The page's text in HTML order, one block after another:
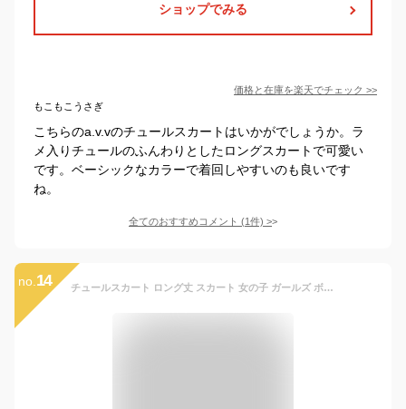
ショップでみる
価格と在庫を楽天でチェック >>
もこもこうさぎ
こちらのa.v.vのチュールスカートはいかがでしょうか。ラ
メ入りチュールのふんわりとしたロングスカートで可愛い
です。ベーシックなカラーで着回しやすいのも良いです
ね。
全てのおすすめコメント (1件) >
no. 14 チュールスカート ロング丈 スカート 女の子 ガールズ ボトムス 姫系 無地 可愛い 透け感 120 130 140 150 160送料無料